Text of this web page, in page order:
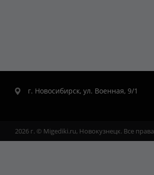
г. Новосибирск, ул. Военная, 9/1
2026 г. © Migediki.ru, Новокузнецк. Все